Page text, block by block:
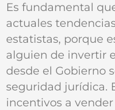
Es fundamental
actuales
estatistas, porque
alguien de invertir
desde el Gobierno
seguridad jurídica.
incentivos a